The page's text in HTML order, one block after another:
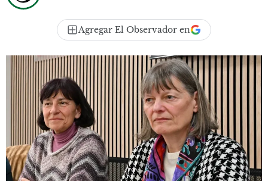
Agregar El Observador en